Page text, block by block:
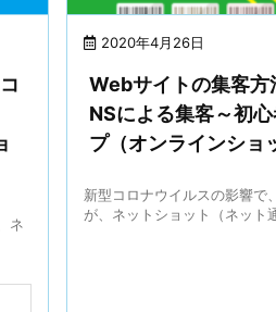
ネ
2020年4月26日
Webサイトの集客方
NSによる集客～初
プ（オンラインショ
新型コロナウイルスの影響で
が、ネットショット（ネット